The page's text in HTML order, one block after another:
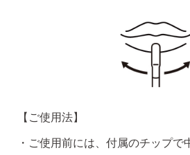
【ご使用法】
ご使用前には、付属のチップで